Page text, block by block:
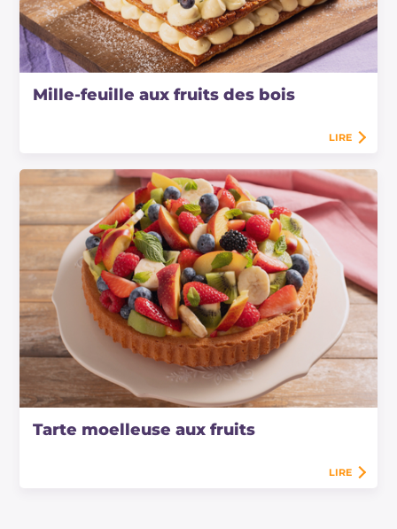
Mille-feuille aux fruits des bois
LIRE
Tarte moelleuse aux fruits
LIRE